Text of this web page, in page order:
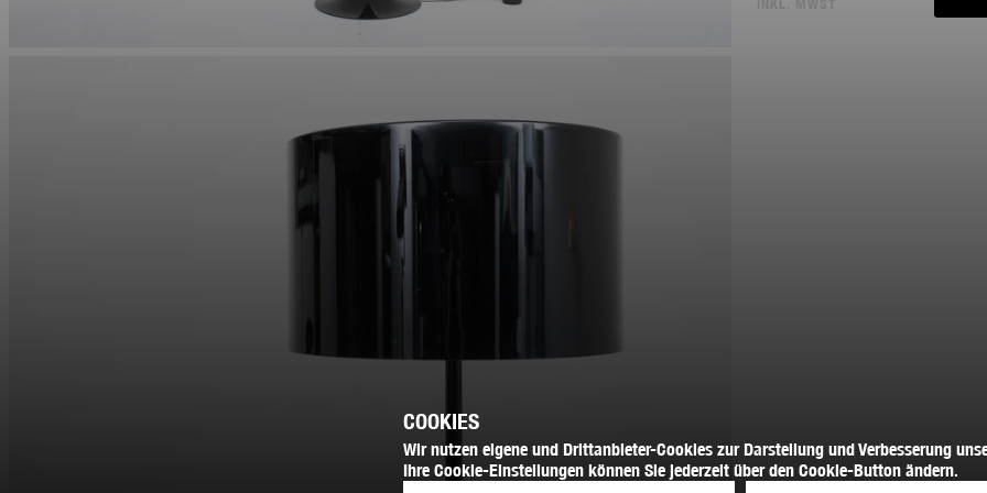
COOKIES
Wir nutzen eigene und Drittanbieter-Cookies zur Darstellung und Verbesserung
Ihre Cookie-Einstellungen können Sie jederzeit über den Cookie-Button ändern.